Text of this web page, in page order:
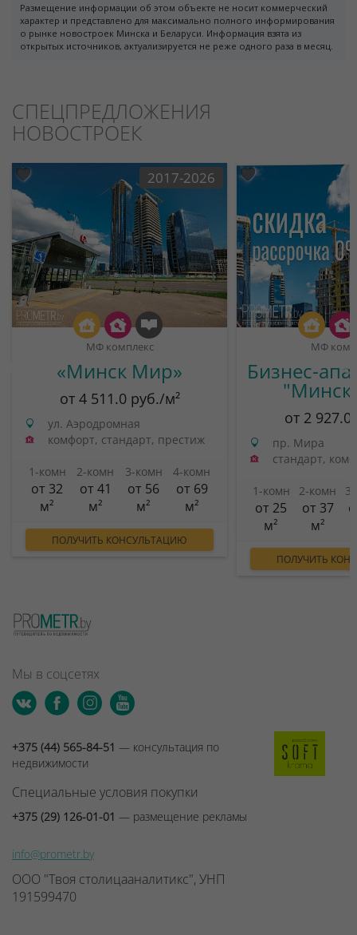
Размещение информации об этом объекте не носит коммерческий
характер и представлено для максимально полного информирования
о рынке новостроек Минска и Беларуси. Информация взята из
открытых источников, актуализируется не реже одного раза в месяц.
СПЕЦПРЕДЛОЖЕНИЯ
НОВОСТРОЕК
2017-2026
МФ комплекс
«Минск Мир»
от 4 511.0 руб./м²
ул. Аэродромная
комфорт, стандарт, престиж
1-комн
от 32
м²
2-комн
от 41
м²
3-комн
от 56
м²
4-комн
от 69
м²
ПОЛУЧИТЬ КОНСУЛЬТАЦИЮ
МФ
Бизнес-
от 2
пр. Мира
стандарт,
1-комн
от 25
м²
2-комн
от 37
м²
ПОЛУЧИТЬ
Мы в соцсетях
+375 (44) 565-84-51 — консультация по
недвижимости
Специальные условия покупки
+375 (29) 126-01-01 — размещение рекламы
info@prometr.by
ООО "Твоя столицааналитикс", УНП
191599470